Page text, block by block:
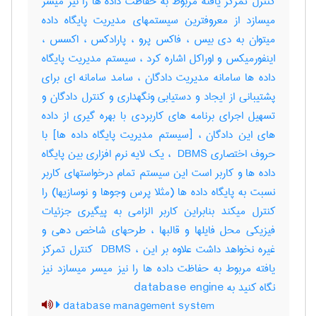
میسازد از معروفترین سیستمهای مدیریت پایگاه داده
میتوان به دی بیس ، فاکس پرو ، پارادکس ، اکسس ،
اینفورمیکس و اوراکل اشاره کرد ، سیستم مدیریت پایگاه
داده ها سامانه مدیریت دادگان ، سامد سامانه ای برای
پشتیبانی از ایجاد و دستیابی ونگهداری و کنترل دادگان و
تسهیل اجرای برنامه های کاربردی با بهره گیری از داده
های این دادگان ، [سیستم مدیریت پایگاه داده ها] با
حروف اختصاری ‎ DBMS ، یک لایه نرم افزاری بین پایگاه
داده ها و کاربر است این سیستم تمام درخواستهای کاربر
نسبت به پایگاه داده ها (مثلا پرس وجوها و نوسازیها) را
کنترل میکند بنابراین کاربر الزامی به پیگیری جزئیات
فیزیکی محل فایلها و قالبها ، طرحهای شاخص دهی و
غیره نخواهد داشت علاوه بر این ، ‎ DBMS کنترل تمرکز
یافته مربوط به حفاظت داده ها را نیز میسر میسازد نیز
نگاه کنید به ‎ database engine
database management system